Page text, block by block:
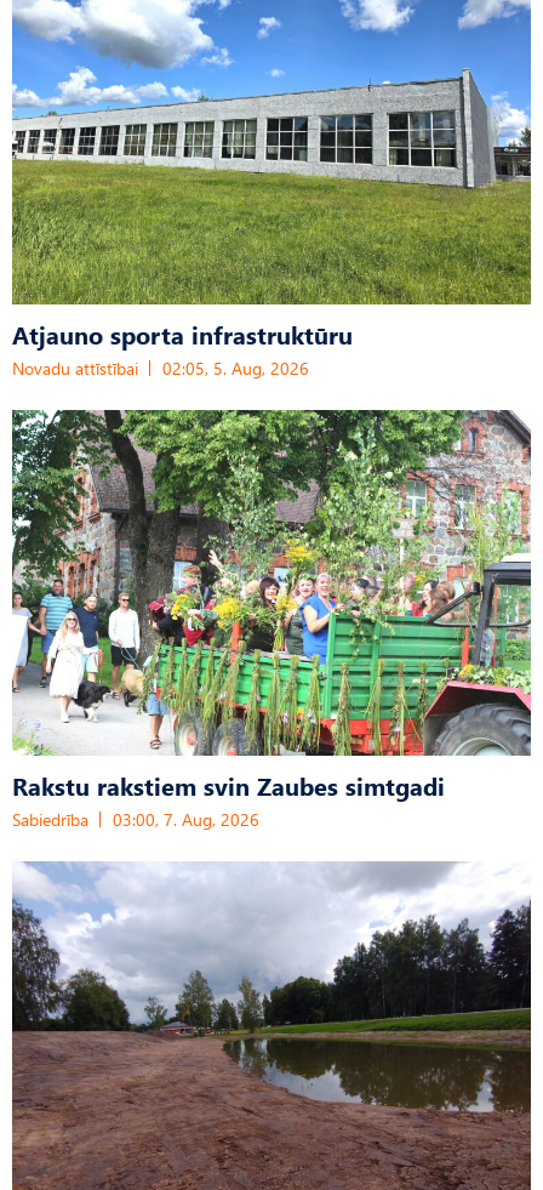
Atjauno sporta infrastruktūru
Novadu attīstībai 02:05, 5. Aug, 2026
Rakstu rakstiem svin Zaubes simtgadi
Sabiedrība 03:00, 7. Aug, 2026